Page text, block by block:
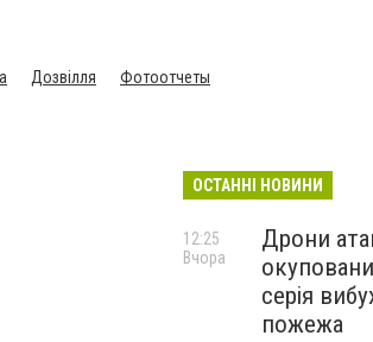
Дозвілля Фотоотчеты
ОСТАННІ НОВИНИ
Дрони
серія
пожежа
12:25
Вчора